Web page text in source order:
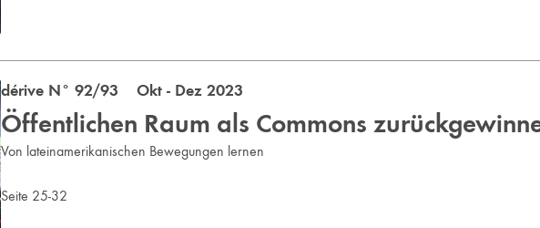
dérive N° 92/93 Okt - Dez 2023
Öffentlichen Raum als Commons
Von lateinamerikanischen Bewegungen lernen
Seite 25-32